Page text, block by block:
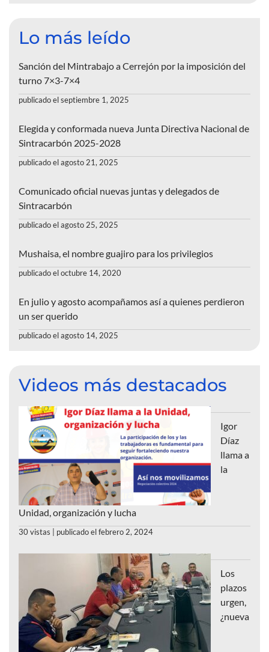
Lo más leído
Sanción del Mintrabajo a Cerrejón por la imposición del
turno 7×3-7×4
publicado el septiembre 1, 2025
Elegida y conformada nueva Junta Directiva Nacional de
Sintracarbón 2025-2028
publicado el agosto 21, 2025
Comunicado oficial nuevas juntas y delegados de
Sintracarbón
publicado el agosto 25, 2025
Mushaisa, el nombre guajiro para los privilegios
publicado el octubre 14, 2020
En julio y agosto acompañamos así a quienes perdieron
un ser querido
publicado el agosto 14, 2025
Videos más destacados
Igor
Díaz
llama a
la
Unidad, organización y lucha
30 vistas publicado el febrero 2, 2024
Los
plazos
urgen,
¿nueva